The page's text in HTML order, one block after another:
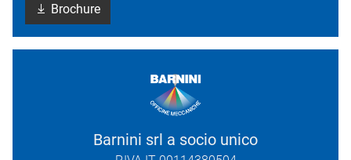
Brochure
Barnini srl a socio unico